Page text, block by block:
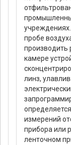
пробе
производить
камере
линз,
измерений
прибора или
ленточном